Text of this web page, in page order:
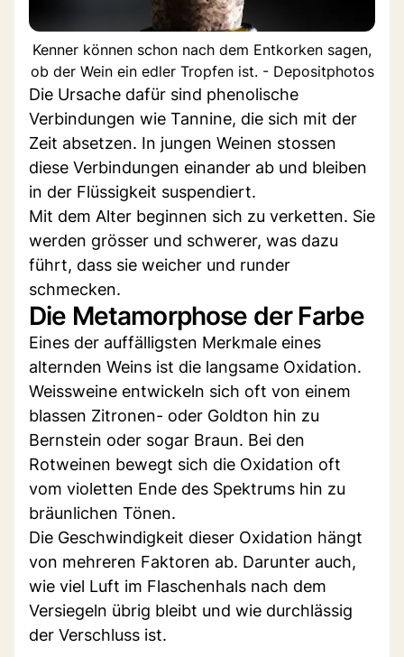
Kenner können schon nach dem Entkorken sagen,
ob der Wein ein edler Tropfen ist. - Depositphotos
Die Ursache dafür sind phenolische
Verbindungen wie Tannine, die sich mit der
Zeit absetzen. In jungen Weinen stossen
diese Verbindungen einander ab und bleiben
in der Flüssigkeit suspendiert.
Mit dem Alter beginnen sich zu verketten. Sie
werden grösser und schwerer, was dazu
führt, dass sie weicher und runder
schmecken.
Die Metamorphose der Farbe
Eines der auffälligsten Merkmale eines
alternden Weins ist die langsame Oxidation.
Weissweine entwickeln sich oft von einem
blassen Zitronen- oder Goldton hin zu
Bernstein oder sogar Braun. Bei den
Rotweinen bewegt sich die Oxidation oft
vom violetten Ende des Spektrums hin zu
bräunlichen Tönen.
Die Geschwindigkeit dieser Oxidation hängt
von mehreren Faktoren ab. Darunter auch,
wie viel Luft im Flaschenhals nach dem
Versiegeln übrig bleibt und wie durchlässig
der Verschluss ist.